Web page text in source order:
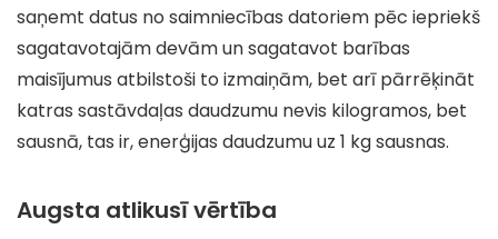
saņemt datus no saimniecības datoriem pēc iepriekš
sagatavotajām devām un sagatavot barības
maisījumus atbilstoši to izmaiņām, bet arī pārrēķināt
katras sastāvdaļas daudzumu nevis kilogramos, bet
sausnā, tas ir, enerģijas daudzumu uz 1 kg sausnas.
Augsta atlikusī vērtība